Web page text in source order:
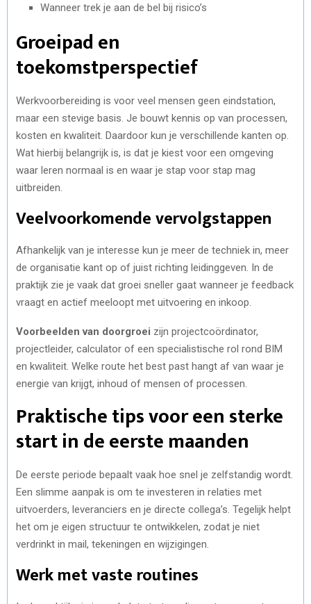
Wanneer trek je aan de bel bij risico’s
Groeipad en
toekomstperspectief
Werkvoorbereiding is voor veel mensen geen eindstation,
maar een stevige basis. Je bouwt kennis op van processen,
kosten en kwaliteit. Daardoor kun je verschillende kanten op.
Wat hierbij belangrijk is, is dat je kiest voor een omgeving
waar leren normaal is en waar je stap voor stap mag
uitbreiden.
Veelvoorkomende vervolgstappen
Afhankelijk van je interesse kun je meer de techniek in, meer
de organisatie kant op of juist richting leidinggeven. In de
praktijk zie je vaak dat groei sneller gaat wanneer je feedback
vraagt en actief meeloopt met uitvoering en inkoop.
Voorbeelden van doorgroei zijn projectcoördinator,
projectleider, calculator of een specialistische rol rond BIM
en kwaliteit. Welke route het best past hangt af van waar je
energie van krijgt, inhoud of mensen of processen.
Praktische tips voor een sterke
start in de eerste maanden
De eerste periode bepaalt vaak hoe snel je zelfstandig wordt.
Een slimme aanpak is om te investeren in relaties met
uitvoerders, leveranciers en je directe collega’s. Tegelijk helpt
het om je eigen structuur te ontwikkelen, zodat je niet
verdrinkt in mail, tekeningen en wijzigingen.
Werk met vaste routines